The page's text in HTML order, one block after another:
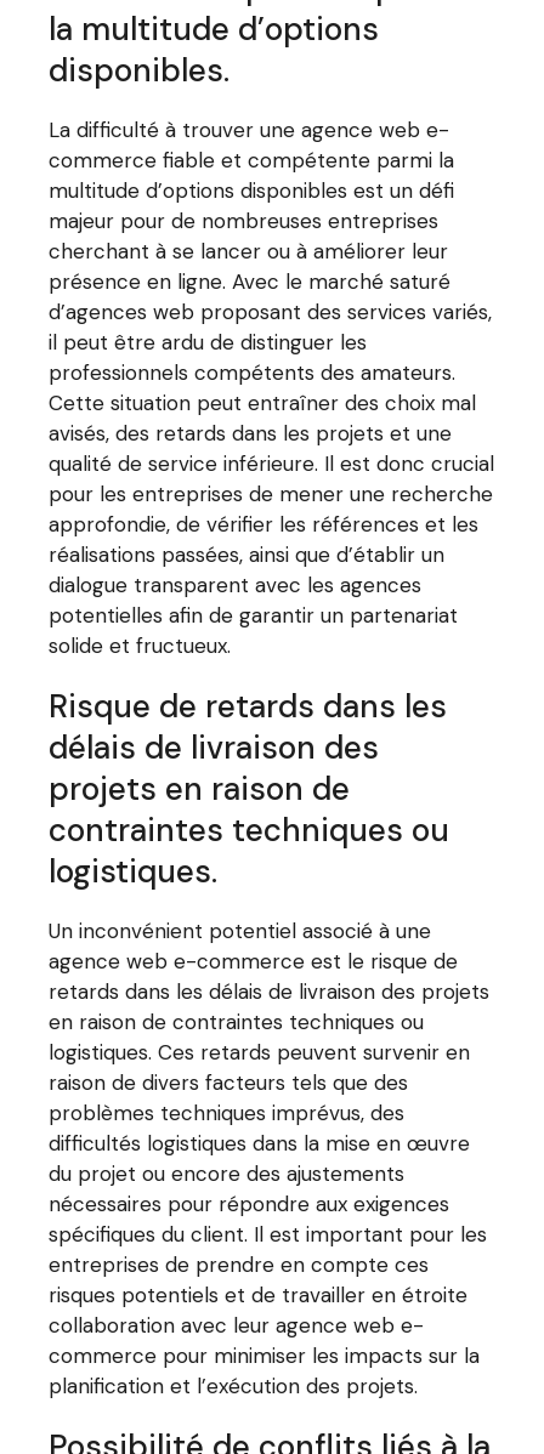
la multitude d’options
disponibles.
La difficulté à trouver une agence web e-
commerce fiable et compétente parmi la
multitude d’options disponibles est un défi
majeur pour de nombreuses entreprises
cherchant à se lancer ou à améliorer leur
présence en ligne. Avec le marché saturé
d’agences web proposant des services variés,
il peut être ardu de distinguer les
professionnels compétents des amateurs.
Cette situation peut entraîner des choix mal
avisés, des retards dans les projets et une
qualité de service inférieure. Il est donc crucial
pour les entreprises de mener une recherche
approfondie, de vérifier les références et les
réalisations passées, ainsi que d’établir un
dialogue transparent avec les agences
potentielles afin de garantir un partenariat
solide et fructueux.
Risque de retards dans les
délais de livraison des
projets en raison de
contraintes techniques ou
logistiques.
Un inconvénient potentiel associé à une
agence web e-commerce est le risque de
retards dans les délais de livraison des projets
en raison de contraintes techniques ou
logistiques. Ces retards peuvent survenir en
raison de divers facteurs tels que des
problèmes techniques imprévus, des
difficultés logistiques dans la mise en œuvre
du projet ou encore des ajustements
nécessaires pour répondre aux exigences
spécifiques du client. Il est important pour les
entreprises de prendre en compte ces
risques potentiels et de travailler en étroite
collaboration avec leur agence web e-
commerce pour minimiser les impacts sur la
planification et l’exécution des projets.